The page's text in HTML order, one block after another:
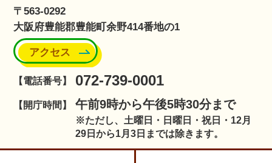
〒563-0292
大阪府豊能郡豊能町余野414番地の1
アクセス
【電話番号】 072-739-0001
【開庁時間】 午前9時から午後5時30分まで
※ただし、土曜日・日曜日・祝日・12月
29日から1月3日までは除きます。